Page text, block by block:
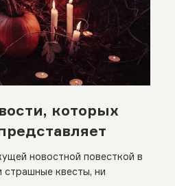
которых
страшные квесты, ни